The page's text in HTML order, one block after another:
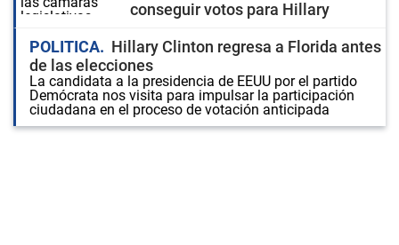
conseguir votos para Hillary
POLITICA
Hillary Clinton regresa a Florida antes
de las elecciones
La candidata a la presidencia de EEUU por el partido
Demócrata nos visita para impulsar la participación
ciudadana en el proceso de votación anticipada